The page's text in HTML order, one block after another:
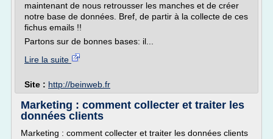
maintenant de nous retrousser les manches et de créer
notre base de données. Bref, de partir à la collecte de ces
fichus emails !!
Partons sur de bonnes bases: il...
Lire la suite
Site : http://beinweb.fr
Marketing : comment collecter et traiter les
données clients
Marketing : comment collecter et traiter les données clients